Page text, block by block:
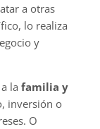
a otras
lo realiza
y
la familia y
inversión o
O